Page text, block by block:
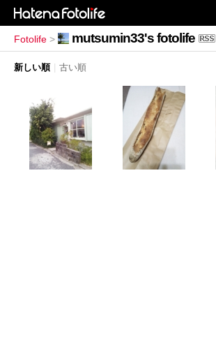
Fotolife > mutsumin33's fotolife
新しい順 古い順